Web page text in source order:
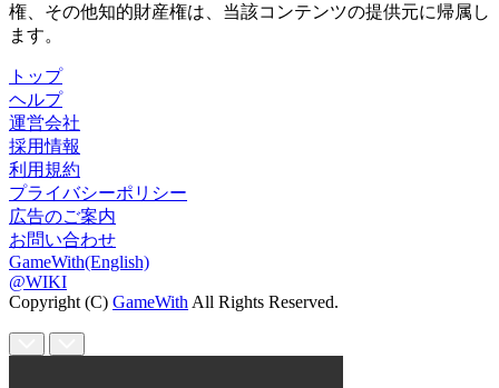
権、その他知的財産権は、当該コンテンツの提供元に帰属し
ます。
トップ
ヘルプ
運営会社
採用情報
利用規約
プライバシーポリシー
広告のご案内
お問い合わせ
GameWith(English)
@WIKI
Copyright (C) GameWith All Rights Reserved.